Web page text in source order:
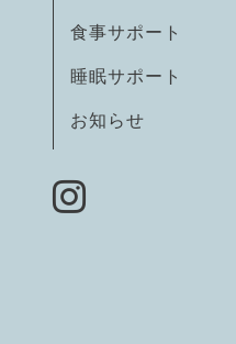
食事サポート
睡眠サポート
お知らせ